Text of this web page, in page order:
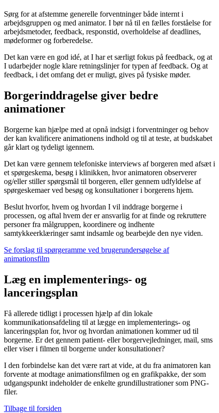
Sørg for at afstemme generelle forventninger både internt i
arbejdsgruppen og med animator. I bør nå til en fælles forståelse for
arbejdsmetoder, feedback, responstid, overholdelse af deadlines,
mødeformer og forberedelse.
Det kan være en god idé, at I har et særligt fokus på feedback, og at
I udarbejder nogle klare retningslinjer for typen af feedback. Og at
feedback, i det omfang det er muligt, gives på fysiske møder.
Borgerinddragelse giver bedre
animationer
Borgerne kan hjælpe med at opnå indsigt i forventninger og behov
der kan kvalificere animationens indhold og til at teste, at budskabet
går klart og tydeligt igennem.
Det kan være gennem telefoniske interviews af borgeren med afsæt i
et spørgeskema, besøg i klinikken, hvor animatoren observerer
og/eller stiller spørgsmål til borgeren, eller gennem udfyldelse af
spørgeskemaer ved besøg og konsultationer i borgerens hjem.
Beslut hvorfor, hvem og hvordan I vil inddrage borgerne i
processen, og aftal hvem der er ansvarlig for at finde og rekruttere
personer fra målgruppen, koordinere og indhente
samtykkeerklæringer samt indsamle og bearbejde den nye viden.
Se forslag til spørgeramme ved brugerundersøgelse af
animationsfilm
Læg en implementerings- og
lanceringsplan
Få allerede tidligt i processen hjælp af din lokale
kommunikationsafdeling til at lægge en implementerings- og
lanceringsplan for, hvor og hvordan animationen kommer ud til
borgerne. Er det gennem patient- eller borgervejledninger, mail, sms
eller viser i filmen til borgerne under konsultationer?
I den forbindelse kan det være rart at vide, at du fra animatoren kan
forvente at modtage animationsfilmen og en grafikpakke, der som
udgangspunkt indeholder de enkelte grundillustrationer som PNG-
filer.
Tilbage til forsiden